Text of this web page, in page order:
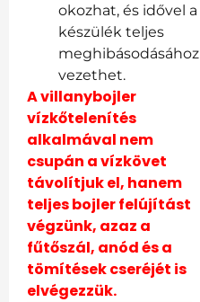
okozhat, és idővel a
készülék teljes
meghibásodásához
vezethet.
A villanybojler
vízkőtelenítés
alkalmával nem
csupán a vízkövet
távolítjuk el, hanem
teljes bojler felújítást
végzünk, azaz a
fűtőszál, anód és a
tömítések cseréjét is
elvégezzük.